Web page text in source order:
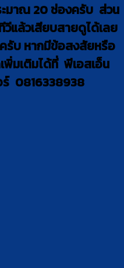
มาณ 20 ช่องครับ ส่วน
แล้วเสียบสายดูได้เลย
รับ หากมีข้อสงสัยหรือ
มเติมได้ที่ พีเอสเอ็น
ร์ 0816338938